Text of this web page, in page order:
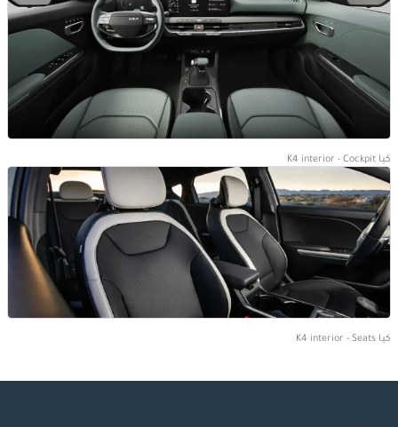
كيا K4 interior - Cockpit
كيا K4 interior - Seats